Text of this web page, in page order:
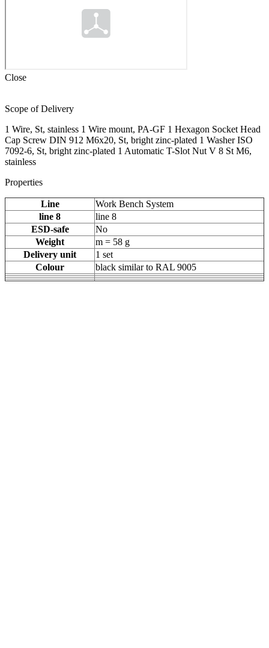
Close
Scope of Delivery
1 Wire, St, stainless 1 Wire mount, PA-GF 1 Hexagon Socket Head
Cap Screw DIN 912 M6x20, St, bright zinc-plated 1 Washer ISO
7092-6, St, bright zinc-plated 1 Automatic T-Slot Nut V 8 St M6,
stainless
Properties
Line
Work Bench System
line 8
line 8
ESD-safe
No
Weight
m = 58 g
Delivery unit
1 set
Colour
black similar to RAL 9005